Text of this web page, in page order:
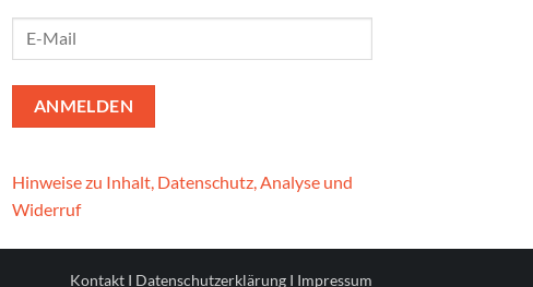
Hinweise zu Inhalt, Datenschutz, Analyse und
Widerruf
Kontakt I Datenschutzerklärung I Impressum